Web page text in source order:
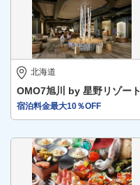
北海道
OMO7旭川 by 星野リゾート
宿泊料金最大10％OFF